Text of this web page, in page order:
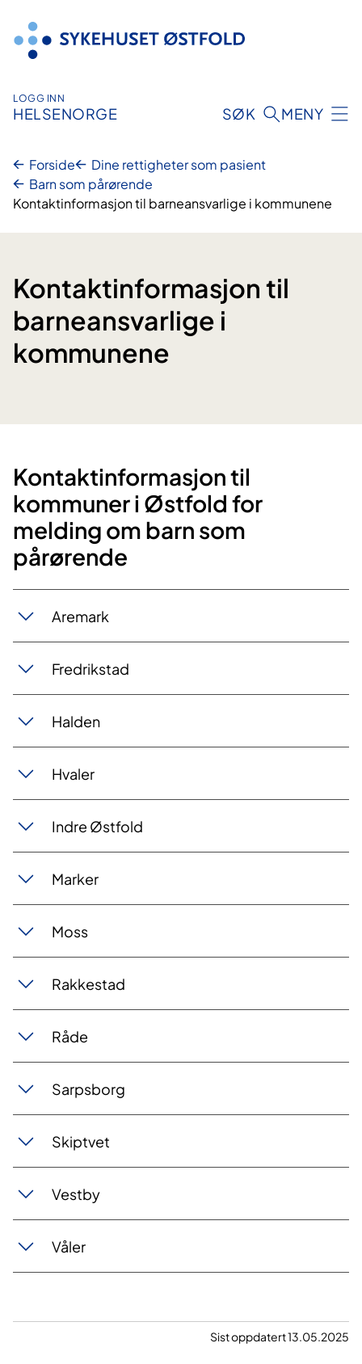
innhold
LOGG INN
HELSENORGE SØK MENY
Forside
Dine rettigheter som pasient
Barn som pårørende
Kontaktinformasjon til barneansvarlige i kommunene
Kontaktinformasjon til
barneansvarlige i
kommunene
Kontaktinformasjon til
kommuner i Østfold for
melding om barn som
pårørende
Aremark
Fredrikstad
Halden
Hvaler
Indre Østfold
​Marker
Moss
Rakkestad
Råde
Sarpsborg
Skiptvet
Vestby
Våler
Sist oppdatert 13.05.2025